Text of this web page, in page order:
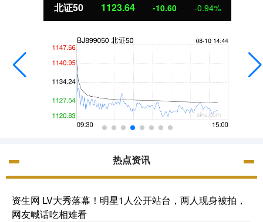
北证50 1123.64 -10.60 -0.94%
热点资讯
资生网 LV大秀落幕！明星1人公开站台，两人现身被拍，
网友喊话吃相难看